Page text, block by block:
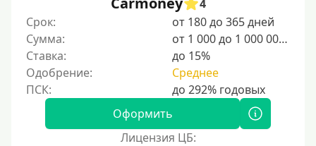
20000 руб
25000 руб
30000 руб
30000 руб на год
35000 руб
40000 руб
4
Срок:
от 180 до 365 дней
Сумма:
от 1 000 до 1 000 000 ₽
Ставка:
до 15%
Одобрение:
Среднее
Оформить
Лицензия ЦБ: